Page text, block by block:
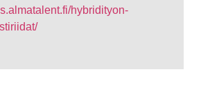
hybridityon-